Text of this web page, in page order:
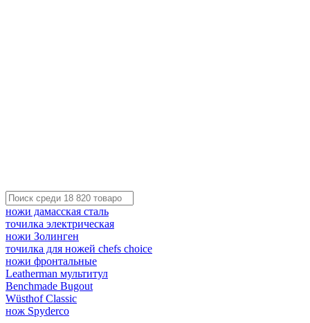
ножи дамасская сталь
точилка электрическая
ножи Золинген
точилка для ножей chefs choice
ножи фронтальные
Leatherman мультитул
Benchmade Bugout
Wüsthof Classic
нож Spyderco